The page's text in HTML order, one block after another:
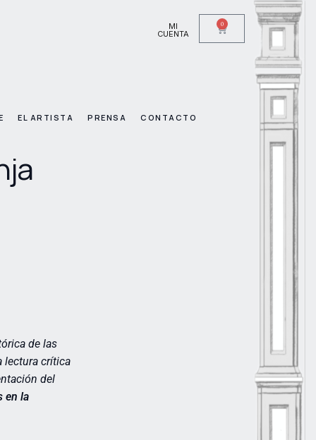
MI
CUENTA
0
EL ARTISTA PRENSA CONTACTO
de las
lectura crítica
del
en la